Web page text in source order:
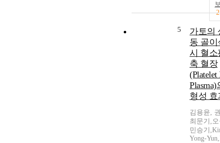
2
5
가토의
동 골이
시 혈소
축 혈장
(Platelet
Plasma)
형성 효
김용윤,
최문기,
민승기
Yong-